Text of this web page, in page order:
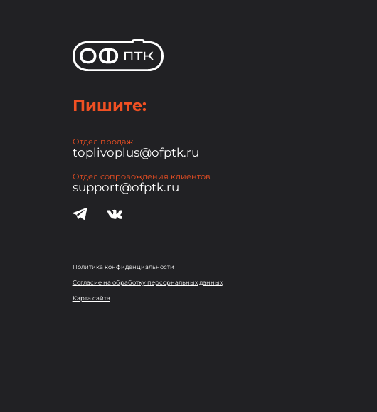
Пишите:
Отдел продаж
toplivoplus@ofptk.ru
Отдел сопровождения клиентов
support@ofptk.ru
Политика конфиденциальности
Согласие на обработку персорнальных данных
Карта сайта